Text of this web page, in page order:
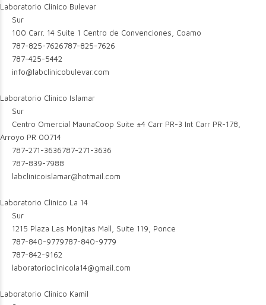
Laboratorio Clinico Bulevar
Sur
100 Carr. 14 Suite 1 Centro de Convenciones, Coamo
787-825-7626787-825-7626
787-425-5442
info@labclinicobulevar.com
Laboratorio Clinico Islamar
Sur
Centro Omercial MaunaCoop Suite #4 Carr PR-3 Int Carr PR-178,
Arroyo PR 00714
787-271-3636787-271-3636
787-839-7988
labclinicoislamar@hotmail.com
Laboratorio Clinico La 14
Sur
1215 Plaza Las Monjitas Mall, Suite 119, Ponce
787-840-9779787-840-9779
787-842-9162
laboratorioclinicola14@gmail.com
Laboratorio Clinico Kamil